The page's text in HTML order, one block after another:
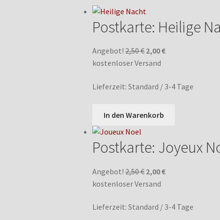
Postkarte: Heilige
Angebot! 2,50€ Ursprünglicher
Preis
2,50 €
2,00€Aktueller
2,00 €.
kostenloser Versand
Lieferzeit:Standard / 3-4 Tage
In den Warenkorb
Postkarte: Joyeux
Angebot! 2,50€ Ursprünglicher
Preis
2,50 €
2,00€Aktueller
2,00 €.
kostenloser Versand
Lieferzeit:Standard / 3-4 Tage